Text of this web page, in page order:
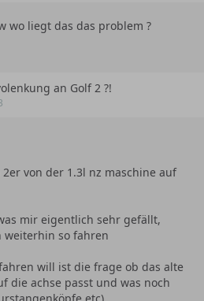
wo liegt das das problem ?
an Golf 2 ?!
von der 1.3l nz maschine auf
mir eigentlich sehr gefällt,
so fahren
will ist die frage ob das alte
die achse passt und was noch